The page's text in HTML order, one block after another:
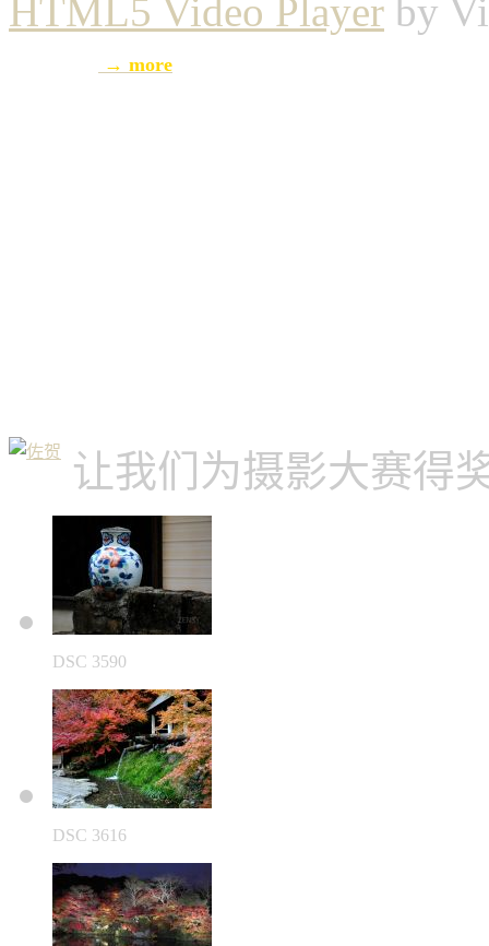
HTML5 Video Player by
→ more
让我们为摄影大赛得
DSC 3590
DSC 3616